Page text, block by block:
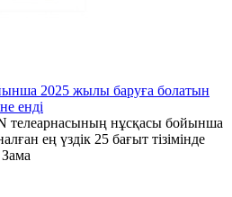
2025 жылы баруға болатын
енді
телеарнасының нұсқасы бойынша
ең үздік 25 бағыт тізімінде